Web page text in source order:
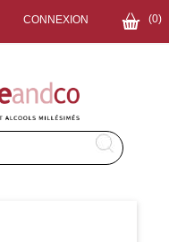
(0)
CONNEXION